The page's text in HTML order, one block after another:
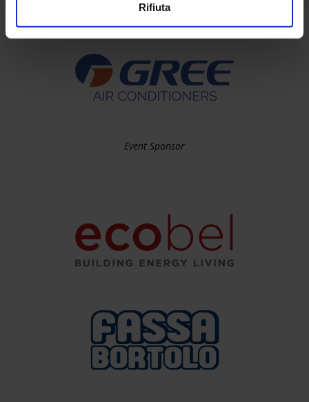
Rifiuta
Event Sponsor